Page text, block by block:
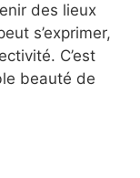
des lieux
s’exprimer,
C’est
beauté de